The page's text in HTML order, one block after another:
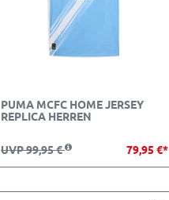
PUMA MCFC HOME JERSEY
REPLICA HERREN
UVP 99,95 € 79,95 €*